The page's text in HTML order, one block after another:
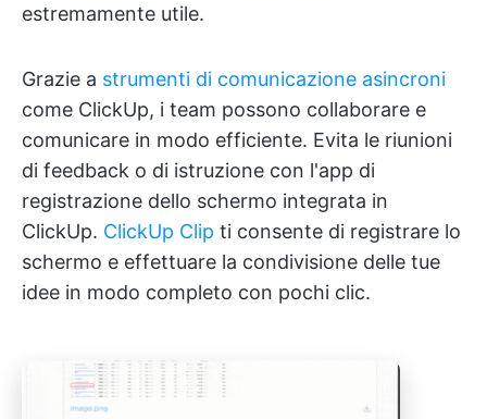
estremamente utile.
Grazie a strumenti di comunicazione asincroni
come ClickUp, i team possono collaborare e
comunicare in modo efficiente. Evita le riunioni
di feedback o di istruzione con l'app di
registrazione dello schermo integrata in
ClickUp. ClickUp Clip ti consente di registrare lo
schermo e effettuare la condivisione delle tue
idee in modo completo con pochi clic.